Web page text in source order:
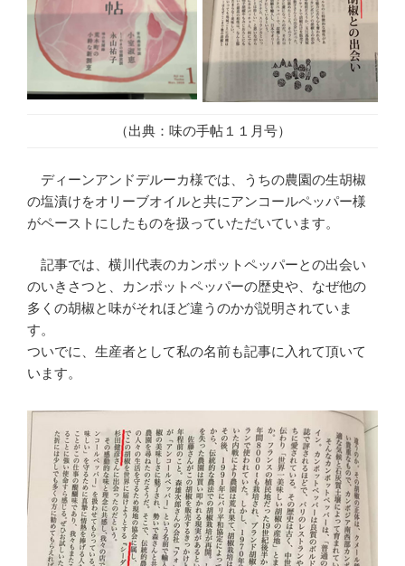
（出典：味の手帖１１月号）
ディーンアンドデルーカ様では、うちの農園の生胡椒
の塩漬けをオリーブオイルと共にアンコールペッパー様
がペーストにしたものを扱っていただいています。
記事では、横川代表のカンポットペッパーとの出会い
のいきさつと、カンポットペッパーの歴史や、なぜ他の
多くの胡椒と味がそれほど違うのかが説明されていま
す。
ついでに、生産者として私の名前も記事に入れて頂いて
います。